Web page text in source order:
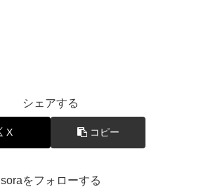
シェアする
X コピー
soraをフォローする